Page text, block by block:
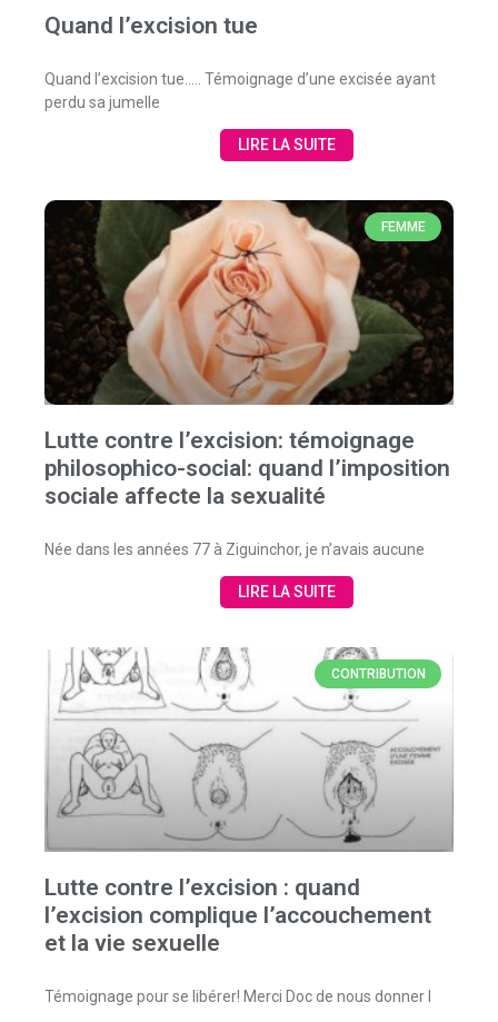
Quand l’excision tue
Quand l’excision tue….. Témoignage d’une excisée ayant
perdu sa jumelle
LIRE LA SUITE
FEMME
Lutte contre l’excision: témoignage
philosophico-social: quand l’imposition
sociale affecte la sexualité
Née dans les années 77 à Ziguinchor, je n’avais aucune
LIRE LA SUITE
CONTRIBUTION
Lutte contre l’excision : quand
l’excision complique l’accouchement
et la vie sexuelle
Témoignage pour se libérer! Merci Doc de nous donner l